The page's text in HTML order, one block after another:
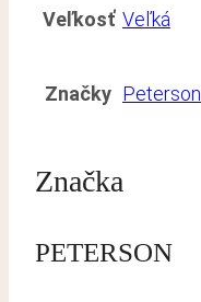
Veľkosť Veľká
Značky Peterson
Značka
PETERSON